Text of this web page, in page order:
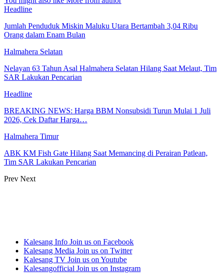
Headline
Jumlah Penduduk Miskin Maluku Utara Bertambah 3,04 Ribu
Orang dalam Enam Bulan
Halmahera Selatan
Nelayan 63 Tahun Asal Halmahera Selatan Hilang Saat Melaut, Tim
SAR Lakukan Pencarian
Headline
BREAKING NEWS: Harga BBM Nonsubsidi Turun Mulai 1 Juli
2026, Cek Daftar Harga…
Halmahera Timur
ABK KM Fish Gate Hilang Saat Memancing di Perairan Patlean,
Tim SAR Lakukan Pencarian
Prev Next
Kalesang Info Join us on Facebook
Kalesang Media Join us on Twitter
Kalesang TV Join us on Youtube
Kalesangofficial Join us on Instagram